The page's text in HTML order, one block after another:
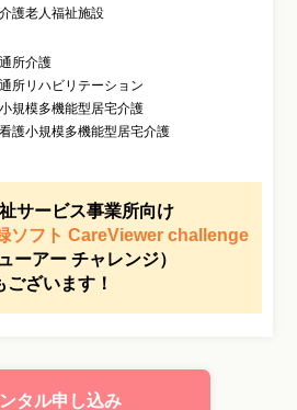
介護老人福祉施設
通所介護
通所リハビリテーション
小規模多機能型居宅介護
看護小規模多機能型居宅介護
サービス事業所向け
ソフトCareViewer challenge
ーアー チャレンジ）
ございます！
タル申し込み